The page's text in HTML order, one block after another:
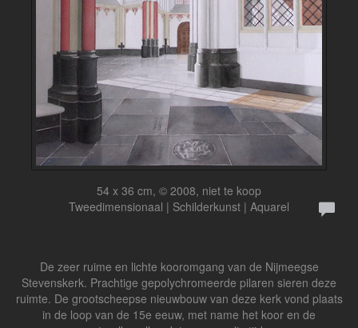
54 x 36 cm, © 2008, niet te koop
Tweedimensionaal | Schilderkunst | Aquarel
De zeer ruime en lichte kooromgang van de Nijmeegse
Stevenskerk. Prachtige gepolychromeerde pilaren sieren deze
ruimte. De grootscheepse nieuwbouw van deze kerk vond plaats
in de loop van de 15e eeuw, met name het koor en de